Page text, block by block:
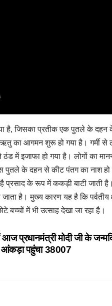
है, जिसका प्रतीक एक पुतले के
का आगमन शुरू हो गया है। गर्मी से
इजाफा हो गया है। लोगों का
पुतले के दहन से कीट पंतग का नाश
प्रसाद के रूप में ककड़ी बाटी जाती
है। मुख्य कारण यह है कि पर्वतीय
बच्चों में भी उत्साह देखा जा रहा है।
प्रधानमंत्री मोदी जी के
आंकड़ा पहुंचा 38007